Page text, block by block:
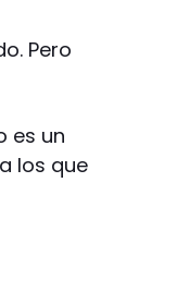
Pero
es un
los que